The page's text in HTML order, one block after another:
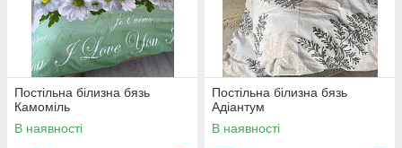
Постільна білизна бязь
Камоміль
В наявності
Постільна білизна бязь
Адіантум
В наявності